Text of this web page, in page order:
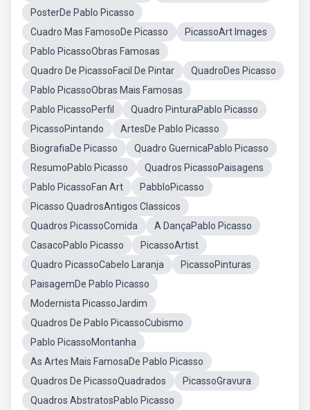
PosterDe Pablo Picasso
Cuadro Mas FamosoDe Picasso
PicassoArt Images
Pablo PicassoObras Famosas
Quadro De PicassoFacil De Pintar
QuadroDes Picasso
Pablo PicassoObras Mais Famosas
Pablo PicassoPerfil
Quadro PinturaPablo Picasso
PicassoPintando
ArtesDe Pablo Picasso
BiografiaDe Picasso
Quadro GuernicaPablo Picasso
ResumoPablo Picasso
Quadros PicassoPaisagens
Pablo PicassoFan Art
PabbloPicasso
Picasso QuadrosAntigos Classicos
Quadros PicassoComida
A DançaPablo Picasso
CasacoPablo Picasso
PicassoArtist
Quadro PicassoCabelo Laranja
PicassoPinturas
PaisagemDe Pablo Picasso
Modernista PicassoJardim
Quadros De Pablo PicassoCubismo
Pablo PicassoMontanha
As Artes Mais FamosaDe Pablo Picasso
Quadros De PicassoQuadrados
PicassoGravura
Quadros AbstratosPablo Picasso